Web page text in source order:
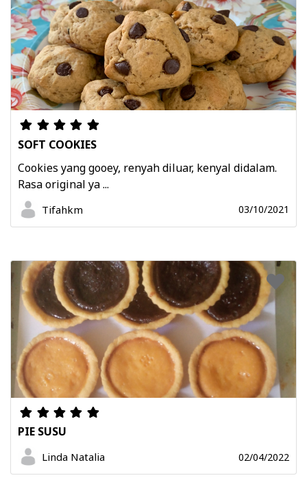
SOFT COOKIES
Cookies yang gooey, renyah diluar, kenyal didalam.
Rasa original ya ...
Tifahkm 03/10/2021
PIE SUSU
Linda Natalia 02/04/2022